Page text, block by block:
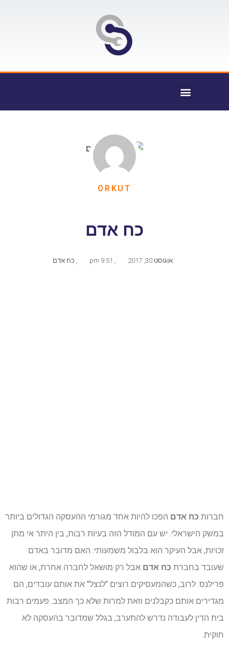
ORKUT
כח אדם
אוגוסט 30, 2017 כח אדם
חברות כח אדם הפכו להיות אחד מגורמי ההעסקה הגדולים ביותר
במשק הישראלי. יש עם המודל הזה בעיות רבות, בין היתר אי מתן
זכויות, אבל העיקר הוא בלבול משמעותי: האם מדובר באדם
שעובד בחברת כח אדם אבל רק מושאל לחברה אחרת, או שהוא
פרילנס. לרוב, כשהמעסיקים רוצים "לנצל" את אותם עובדים, הם
מגדירים אותם כקבלנים וזאת למרות שלא כך המצב. פעמים רבות
בית הדין לעבודה נדרש להתערב, בגלל שמדובר בהעסקה לא
חוקית.